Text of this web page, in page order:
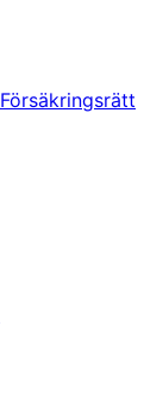
Försäkringsrätt